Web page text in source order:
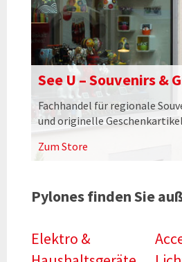
See U – Souvenirs &
Fachhandel für regionale
und originelle Geschenkartikel
Zum Store
Pylones finden Sie
Elektro &